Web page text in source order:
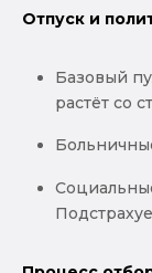
Отпуск и
Базовый
растёт со